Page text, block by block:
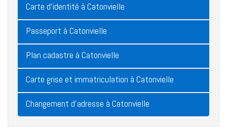
Carte d'identité à Catonvielle
Passeport à Catonvielle
Plan cadastre à Catonvielle
Carte grise et immatriculation à Catonvielle
Changement d'adresse à Catonvielle